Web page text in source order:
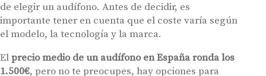
de elegir un audífono. Antes de decidir, es
importante tener en cuenta que el coste varía según
el modelo, la tecnología y la marca.
Elprecio medio de un audífono en España ronda los
1.500€, pero no te preocupes, hay opciones para
Nombre E-mail